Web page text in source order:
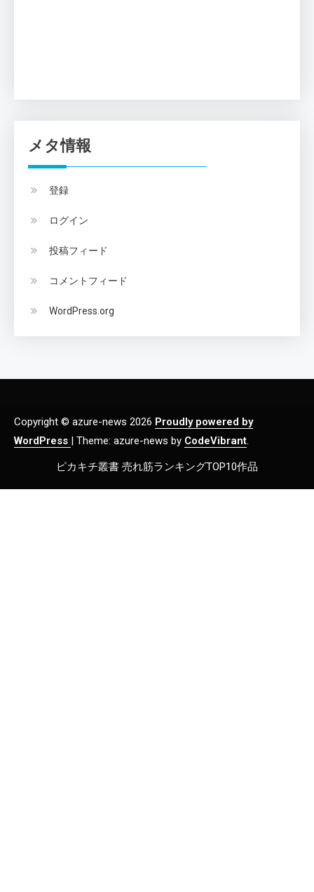
メタ情報
登録
ログイン
投稿フィード
コメントフィード
WordPress.org
Copyright © azure-news 2026 Proudly powered by
WordPress | Theme: azure-news by CodeVibrant.
ピカキチ叢書 売れ筋ランキングTOP10作品